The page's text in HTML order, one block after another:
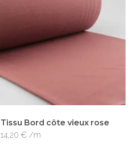
Tissu Bord côte vieux rose
14,20€ /m